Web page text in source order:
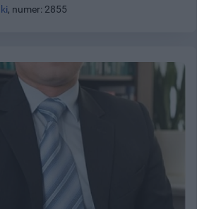
, numer: 2855